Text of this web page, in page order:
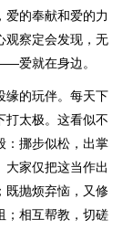
爱的奉献和爱的力
观察定会发现，无
爱就在身边。
缘的玩伴。每天下
打太极。这看似不
：挪步似松，出掌
大家仅把这当作出
既抛烦弃恼，又修
；相互帮教，切磋